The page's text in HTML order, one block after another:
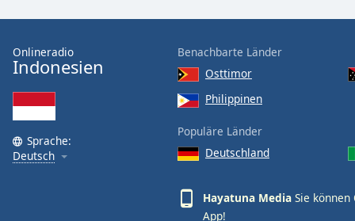
window.
window.
Escape
will
Onlineradio
Indonesien
Sprache:
Deutsch
Benachbarte Länder
Osttimor
Philippinen
Populäre Länder
Deutschland
Hayatuna Media Sie
App!